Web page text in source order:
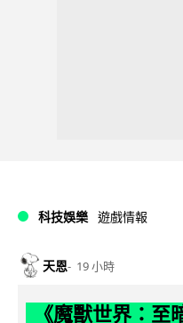
科技娛樂 遊戲情報
天恩 19 小時
《魔獸世界：至